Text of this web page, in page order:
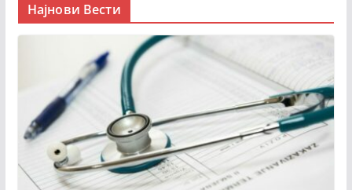
Најнови Вести